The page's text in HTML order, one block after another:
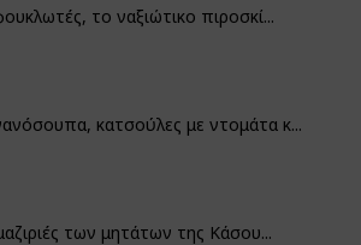
το ναξιώτικο πιροσκί...
κατσούλες με ντομάτα κ...
των μητάτων της Κάσου...